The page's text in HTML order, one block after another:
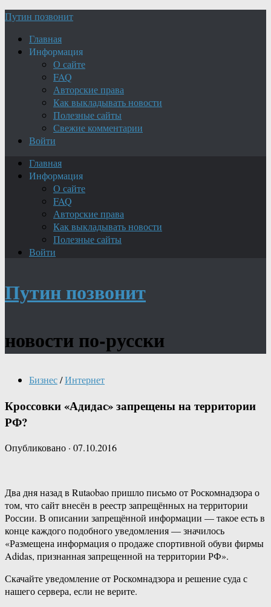
Путин позвонит
Главная
Информация
О сайте
FAQ
Авторские права
Как выкладывать новости
Полезные сайты
Свежие комментарии
Войти
Главная
Информация
О сайте
FAQ
Авторские права
Как выкладывать новости
Полезные сайты
Войти
Путин позвонит
новости по-русски
Бизнес/Интернет
Кроссовки «Адидас» запрещены на территории
РФ?
Опубликовано · 07.10.2016
Два дня назад в Rutaobao пришло письмо от Роскомнадзора о
том, что сайт внесён в реестр запрещённых на территории
России. В описании запрещённой информации — такое есть в
конце каждого подобного уведомления — значилось
«Размещена информация о продаже спортивной обуви фирмы
Adidas, признанная запрещенной на территории РФ».
Скачайте уведомление от Роскомнадзора и решение суда с
нашего сервера, если не верите.